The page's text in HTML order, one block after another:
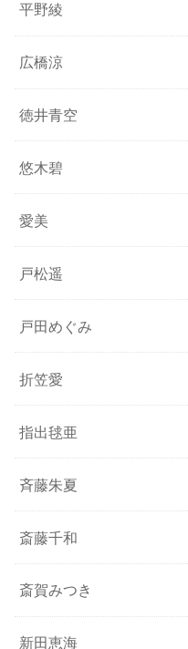
平野綾
広橋涼
徳井青空
悠木碧
愛美
戸松遥
戸田めぐみ
折笠愛
指出毬亜
斉藤朱夏
斎藤千和
斎賀みつき
新田恵海